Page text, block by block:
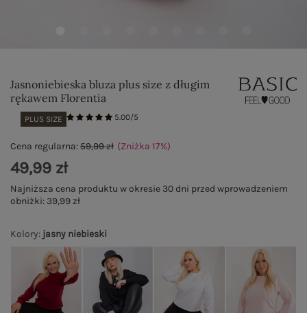
Jasnoniebieska bluza plus size z długim
rękawem Florentia
PLUS SIZE 5.00/5
Kolory: jasny niebieski
Cena regularna:59,99 zł (Zniżka 17%)
49,99 zł
Najniższa cena produktu w okresie 30 dni przed wprowadzeniem
obniżki: 39,99 zł